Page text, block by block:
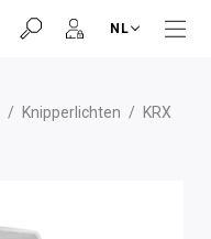
NL
/ Knipperlichten /
KRX